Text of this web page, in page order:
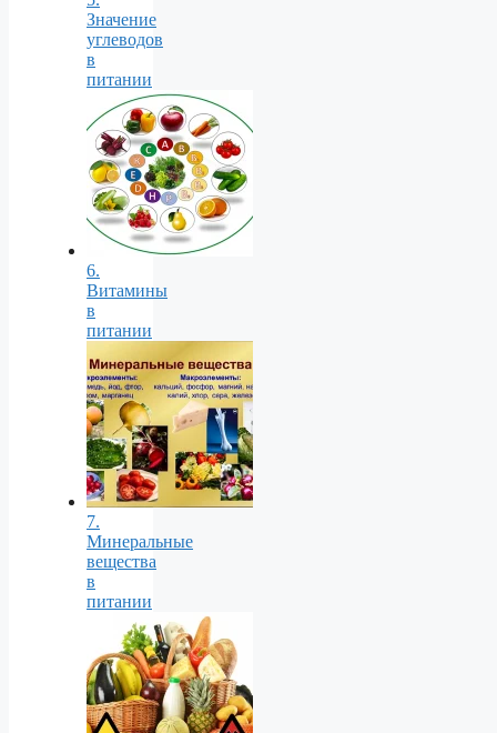
Значение
углеводов
в
питании
6.
Витамины
в
питании
7.
Минеральные
вещества
в
питании